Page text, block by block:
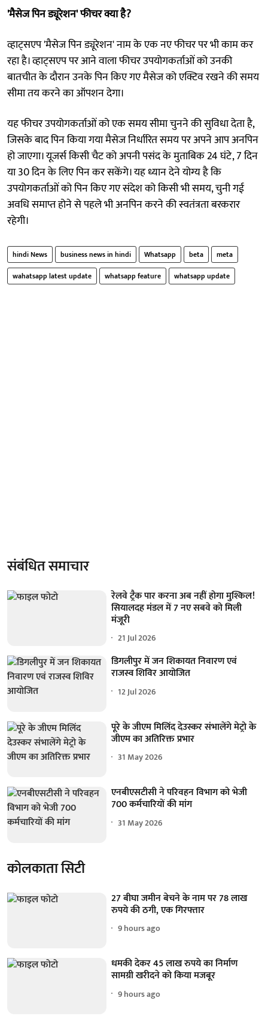
'मैसेज पिन ड्यूरेशन' फीचर क्या है?
व्हाट्सएप 'मैसेज पिन ड्यूरेशन' नाम के एक नए फीचर पर भी काम कर
रहा है। व्हाट्सएप पर आने वाला फीचर उपयोगकर्ताओं को उनकी
बातचीत के दौरान उनके पिन किए गए मैसेज को एक्टिव रखने की समय
सीमा तय करने का ऑपशन देगा।
यह फीचर उपयोगकर्ताओं को एक समय सीमा चुनने की सुविधा देता है,
जिसके बाद पिन किया गया मैसेज निर्धारित समय पर अपने आप अनपिन
हो जाएगा। यूजर्स किसी चैट को अपनी पसंद के मुताबिक 24 घंटे, 7 दिन
या 30 दिन के लिए पिन कर सकेंगे। यह ध्यान देने योग्य है कि
उपयोगकर्ताओं को पिन किए गए संदेश को किसी भी समय, चुनी गई
अवधि समाप्त होने से पहले भी अनपिन करने की स्वतंत्रता बरकरार
रहेगी।
hindi News business news in hindi Whatsapp beta
meta
wahatsapp latest update
whatsapp feature whatsapp update
संबंधित समाचार
रेलवे ट्रैक पार करना अब नहीं होगा मुश्किल!
सियालदह मंडल में 7 नए सबवे को मिली
मंजूरी
21 Jul 2026
डिगलीपुर में जन शिकायत निवारण एवं
राजस्व शिविर आयोजित
12 Jul 2026
पूरे के जीएम मिलिंद देउस्कर संभालेंगे मेट्रो के
जीएम का अतिरिक्त प्रभार
31 May 2026
एनबीएसटीसी ने परिवहन विभाग को भेजी
700 कर्मचारियों की मांग
31 May 2026
कोलकाता सिटी
27 बीघा जमीन बेचने के नाम पर 78 लाख
रुपये की ठगी, एक गिरफ्तार
9 hours ago
धमकी देकर 45 लाख रुपये का निर्माण
सामग्री खरीदने को किया मजबूर
9 hours ago